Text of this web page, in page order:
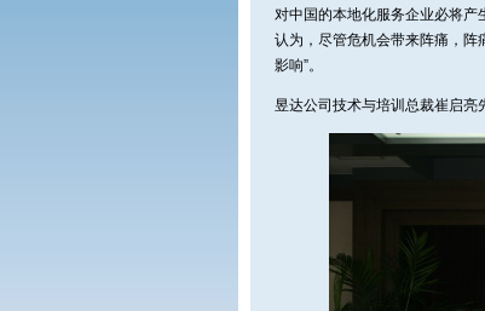
对中国的本地化服务企业必将产
认为，尽管危机会带来阵痛，阵
影响”。
昱达公司技术与培训总裁崔启